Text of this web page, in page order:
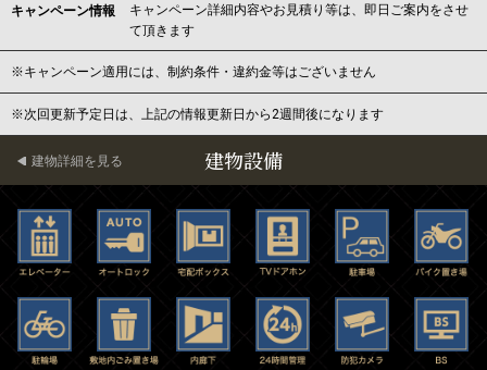
キャンペーン情報
キャンペーン詳細内容やお見積り等は、即日ご案内をさせ
て頂きます
※キャンペーン適用には、制約条件・違約金等はございません
※次回更新予定日は、上記の情報更新日から2週間後になります
建物設備
建物詳細を見る